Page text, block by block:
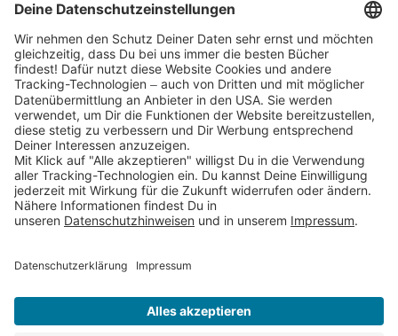
Partnerprogramm (Affiliate)
Folge uns auf
* Versandkostenfrei ab 9,00 € Bestellwert innerhalb
Deutschlands
** Lieferzeit 1-3 Werktage innerhalb Deutschlands
Thienemann-Esslinger Verlag GmbH, Blumenstraße 36, D-70182